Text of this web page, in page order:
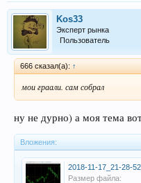
Kos33
Эксперт рынка
Пользователь
666 сказал(а): ↑
мои граали. сам собрал
ну не дурно) а моя тема
Вложения:
2018-11-17_21-28-
Размер файла: